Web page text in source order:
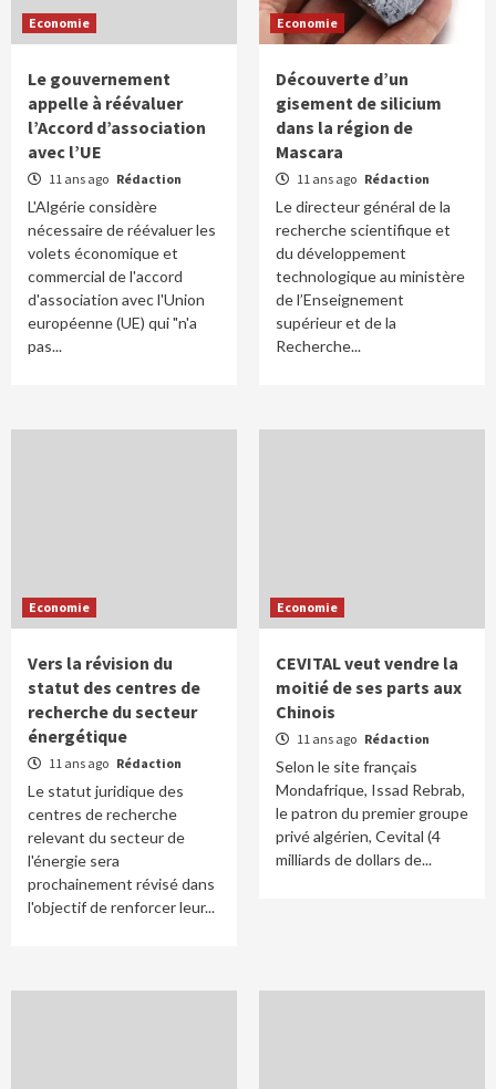
Economie
Le gouvernement
appelle à réévaluer
l’Accord d’association
avec l’UE
11 ans ago Rédaction
L'Algérie considère
nécessaire de réévaluer les
volets économique et
commercial de l'accord
d'association avec l'Union
européenne (UE) qui "n'a
pas...
Economie
Découverte d’un
gisement de silicium
dans la région de
Mascara
11 ans ago Rédaction
Le directeur général de la
recherche scientifique et
du développement
technologique au ministère
de l’Enseignement
supérieur et de la
Recherche...
Economie
Vers la révision du
statut des centres de
recherche du secteur
énergétique
11 ans ago Rédaction
Le statut juridique des
centres de recherche
relevant du secteur de
l'énergie sera
prochainement révisé dans
l'objectif de renforcer leur...
Economie
CEVITAL veut vendre la
moitié de ses parts aux
Chinois
11 ans ago Rédaction
Selon le site français
Mondafrique, Issad Rebrab,
le patron du premier groupe
privé algérien, Cevital (4
milliards de dollars de...